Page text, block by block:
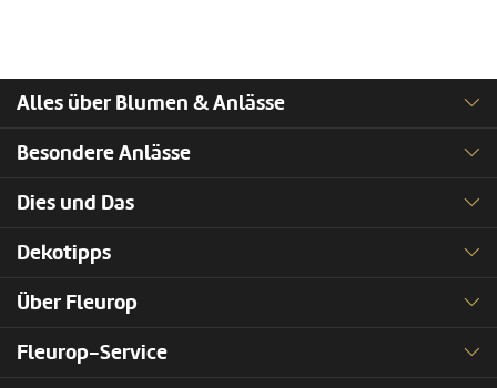
Alles über Blumen & Anlässe
Besondere Anlässe
Dies und Das
Dekotipps
Über Fleurop
Fleurop-Service